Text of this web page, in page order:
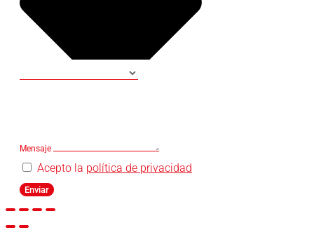
Mensaje
Acepto la política de privacidad
Enviar